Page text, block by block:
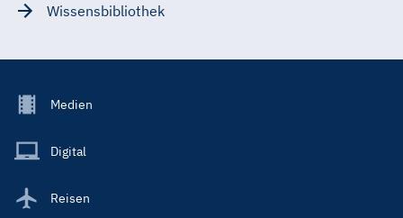
Wissensbibliothek
Footer
Main
Medien
Digital
Reisen